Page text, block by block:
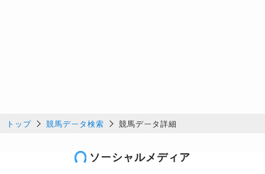
トップ 競馬データ検索 競馬データ詳細
ソーシャルメディア